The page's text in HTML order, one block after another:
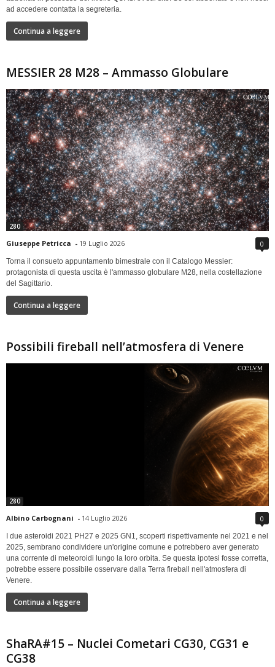
ad accedere contatta la segreteria.
Continua a leggere
MESSIER 28 M28 – Ammasso Globulare
280
Giuseppe Petricca - 19 Luglio 2026 0
Torna il consueto appuntamento bimestrale con il Catalogo Messier:
protagonista di questa uscita è l'ammasso globulare M28, nella costellazione
del Sagittario.
Continua a leggere
Possibili fireball nell’atmosfera di Venere
280
Albino Carbognani - 14 Luglio 2026 0
I due asteroidi 2021 PH27 e 2025 GN1, scoperti rispettivamente nel 2021 e nel
2025, sembrano condividere un'origine comune e potrebbero aver generato
una corrente di meteoroidi lungo la loro orbita. Se questa ipotesi fosse corretta,
potrebbe essere possibile osservare dalla Terra fireball nell'atmosfera di
Venere.
Continua a leggere
ShaRA#15 – Nuclei Cometari CG30, CG31 e
CG38